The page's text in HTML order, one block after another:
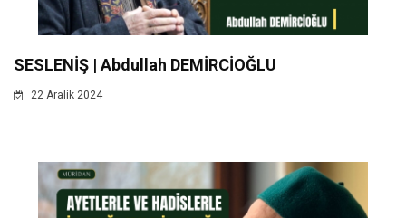
SESLENİŞ | Abdullah DEMİRCİOĞLU
22 Aralik 2024